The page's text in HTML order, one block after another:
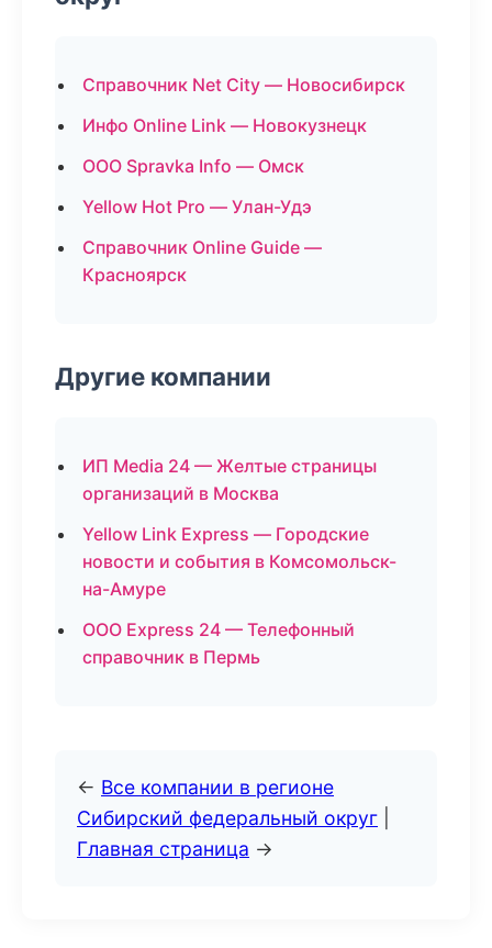
Справочник Net City — Новосибирск
Инфо Online Link — Новокузнецк
ООО Spravka Info — Омск
Yellow Hot Pro — Улан-Удэ
Справочник Online Guide —
Красноярск
Другие компании
ИП Media 24 — Желтые страницы
организаций в Москва
Yellow Link Express — Городские
новости и события в Комсомольск-
на-Амуре
ООО Express 24 — Телефонный
справочник в Пермь
← Все компании в регионе
Сибирский федеральный округ
Главная страница →